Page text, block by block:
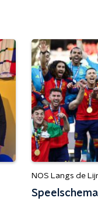
NOS Langs de